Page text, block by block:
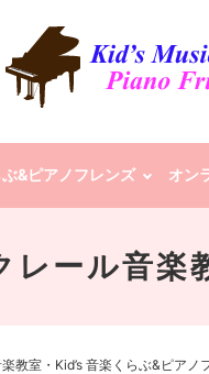
&ピアノフレンズ オン
ール音楽
教室・Kid’s 音楽くらぶ&ピアノ